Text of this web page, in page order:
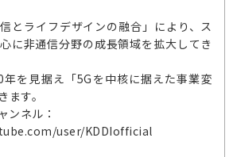
とライフデザインの融合」により、ス
に非通信分野の成長領域を拡大してき
を見据え「5Gを中核に据えた事業変
す。
ネル：
user/KDDIofficial